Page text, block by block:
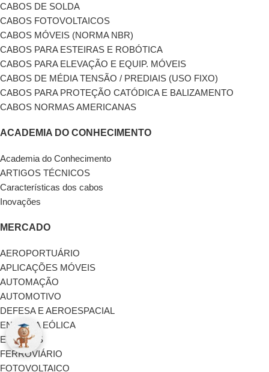
CABOS DE SOLDA
CABOS FOTOVOLTAICOS
CABOS MÓVEIS (NORMA NBR)
CABOS PARA ESTEIRAS E ROBÓTICA
CABOS PARA ELEVAÇÃO E EQUIP. MÓVEIS
CABOS DE MÉDIA TENSÃO / PREDIAIS (USO FIXO)
CABOS PARA PROTEÇÃO CATÓDICA E BALIZAMENTO
CABOS NORMAS AMERICANAS
ACADEMIA DO CONHECIMENTO
Academia do Conhecimento
ARTIGOS TÉCNICOS
Características dos cabos
Inovações
MERCADO
AEROPORTUÁRIO
APLICAÇÕES MÓVEIS
AUTOMAÇÃO
AUTOMOTIVO
DEFESA E AEROESPACIAL
ENERGIA EÓLICA
EVENTOS
FERROVIÁRIO
FOTOVOLTAICO